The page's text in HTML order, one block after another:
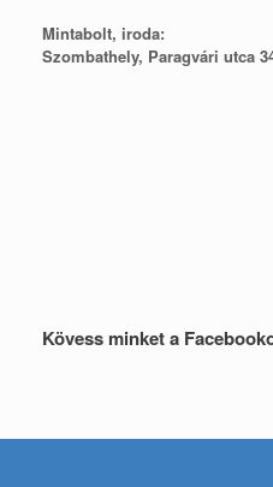
Mintabolt, iroda:
Szombathely, Paragvári utca
Kövess minket a